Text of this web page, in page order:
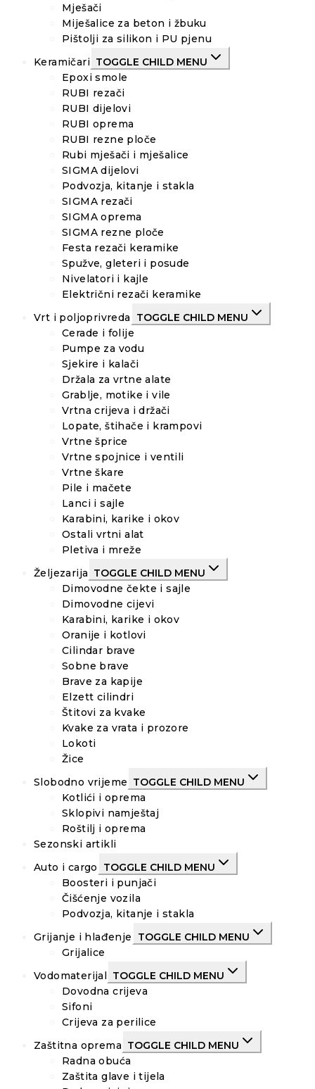
Mješači
Miješalice za beton i žbuku
Pištolji za silikon i PU pjenu
Keramičari TOGGLE CHILD MENU
Epoxi smole
RUBI rezači
RUBI dijelovi
RUBI oprema
RUBI rezne ploče
Rubi mješači i mješalice
SIGMA dijelovi
Podvozja, kitanje i stakla
SIGMA rezači
SIGMA oprema
SIGMA rezne ploče
Festa rezači keramike
Spužve, gleteri i posude
Nivelatori i kajle
Električni rezači keramike
Vrt i poljoprivreda
TOGGLE CHILD MENU
Cerade i folije
Pumpe za vodu
Sjekire i kalači
Držala za vrtne alate
Grablje, motike i vile
Vrtna crijeva i držači
Lopate, štihače i krampovi
Vrtne šprice
Vrtne spojnice i ventili
Vrtne škare
Pile i mačete
Lanci i sajle
Karabini, karike i okov
Ostali vrtni alat
Pletiva i mreže
Željezarija TOGGLE CHILD MENU
Dimovodne čekte i sajle
Dimovodne cijevi
Karabini, karike i okov
Oranije i kotlovi
Cilindar brave
Sobne brave
Brave za kapije
Elzett cilindri
Štitovi za kvake
Kvake za vrata i prozore
Lokoti
Žice
Slobodno vrijeme TOGGLE CHILD MENU
Kotlići i oprema
Sklopivi namještaj
Roštilj i oprema
Sezonski artikli
Auto i cargo
TOGGLE CHILD MENU
Boosteri i punjači
Čišćenje vozila
Podvozja, kitanje i stakla
Grijanje i hlađenje
TOGGLE CHILD MENU
Grijalice
Vodomaterijal
TOGGLE CHILD MENU
Dovodna crijeva
Sifoni
Crijeva za perilice
Zaštitna oprema TOGGLE CHILD MENU
Radna obuća
Zaštita glave i tijela